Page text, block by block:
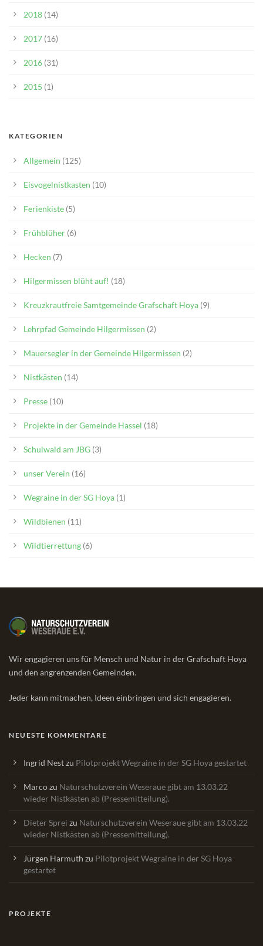
2018 (14)
2017 (16)
2016 (31)
2015 (1)
KATEGORIEN
Allgemein (125)
Eisvogelnistkasten (10)
Ferienkiste (5)
Frühblüher (6)
Hecken (7)
Hilgermissen blüht auf! (18)
Kreuzkrautfreie Samtgemeinde Grafschaft Hoya (9)
Lehrpfad Gemeinde Hilgermissen (2)
Mauersegler in der Gemeinde Hilgermissen (2)
Nistkästen (14)
Presse (10)
Projekte in der Gemeinde Hassel (18)
Schulwald am JBG (3)
unser Verein (16)
Wegraine in der SG Hoya (1)
Wildbienen (11)
Wildtierrettung (6)
Wir engagieren uns für Mensch und Natur in der Grafschaft Hoya
und den angrenzenden Gemeinden.
Jeder kann mitmachen, Ideen einbringen und sich engagieren.
NEUESTE KOMMENTARE
Ingrid Nestzu Pilotprojekt Wegraine in der SG Hoya gestartet
Marcozu Naturschutzverein Weseraue gibt am 13.03.22
wieder Nistkästen ab (Pressemitteilung).
Dieter Sprei zu Naturschutzverein Weseraue gibt am 13.03.22
wieder Nistkästen ab (Pressemitteilung).
Jürgen Harmuth zu Pilotprojekt Wegraine in der SG Hoya
gestartet
PROJEKTE